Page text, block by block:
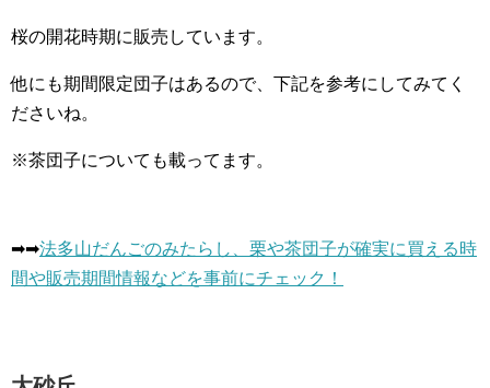
桜の開花時期に販売しています。
他にも期間限定団子はあるので、下記を参考にしてみてく
ださいね。
※茶団子についても載ってます。
➡︎➡︎法多山だんごのみたらし、栗や茶団子が確実に買える時
間や販売期間情報などを事前にチェック！